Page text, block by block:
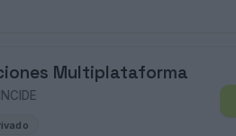
Multiplataforma